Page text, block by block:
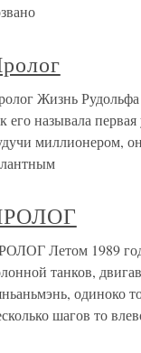
Жизнь
его называла
миллионером,
Летом 1989
танков,
одиноко
шагов то